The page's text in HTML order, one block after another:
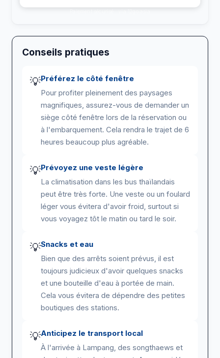
Conseils pratiques
💡Préférez le côté fenêtre
Pour profiter pleinement des paysages
magnifiques, assurez-vous de demander un
siège côté fenêtre lors de la réservation ou
à l'embarquement. Cela rendra le trajet de 6
heures beaucoup plus agréable.
💡Prévoyez une veste légère
La climatisation dans les bus thaïlandais
peut être très forte. Une veste ou un foulard
léger vous évitera d'avoir froid, surtout si
vous voyagez tôt le matin ou tard le soir.
💡Snacks et eau
Bien que des arrêts soient prévus, il est
toujours judicieux d'avoir quelques snacks
et une bouteille d'eau à portée de main.
Cela vous évitera de dépendre des petites
boutiques des stations.
💡Anticipez le transport local
À l'arrivée à Lampang, des songthaews et